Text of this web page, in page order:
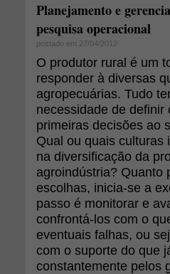
Planejamento e
pesquisa operacional
postado em 27/04/2012
O produtor rural é um
responder à diversas
agropecuárias. Tudo
necessidade de
primeiras decisões ao
Qual ou quais culturas
na diversificação da
agroindústria? Quanto
escolhas, inicia-se a
passo é monitorar e
confrontá-los com o
eventuais falhas, ou
com o suporte do que
constantemente pelos